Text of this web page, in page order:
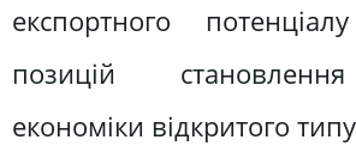
експортного
позицій
економіки відкритого